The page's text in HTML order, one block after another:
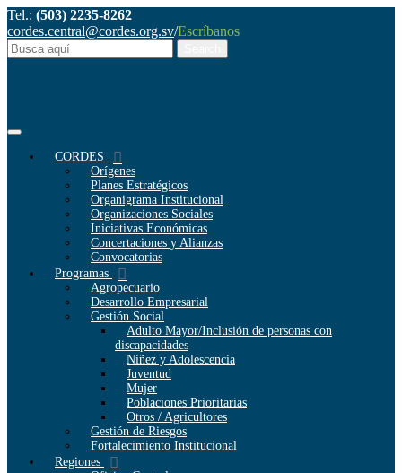
Tel.: (503) 2235-8262
cordes.central@cordes.org.sv/Escríbanos
CORDES
Orígenes
Planes Estratégicos
Organigrama Institucional
Organizaciones Sociales
Iniciativas Económicas
Concertaciones y Alianzas
Convocatorias
Programas
Agropecuario
Desarrollo Empresarial
Gestión Social
Adulto Mayor/Inclusión de personas con
discapacidades
Niñez y Adolescencia
Juventud
Mujer
Poblaciones Prioritarias
Otros / Agricultores
Gestión de Riesgos
Fortalecimiento Institucional
Regiones